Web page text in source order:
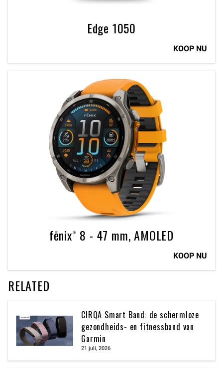
Edge 1050
KOOP NU
fēnix® 8 - 47 mm, AMOLED
KOOP NU
RELATED
CIRQA Smart Band: de schermloze
gezondheids- en fitnessband van
Garmin
21 juli, 2026